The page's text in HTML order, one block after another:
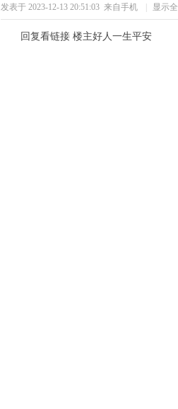
发表于 2023-12-13 20:51:03 来自手机 显示
回复看链接 楼主好人一生平安